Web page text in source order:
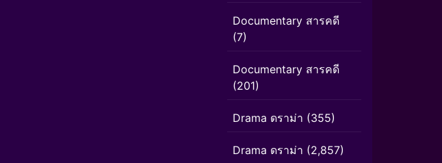
Documentary สารคดี
(7)
Documentary สารคดี
(201)
Drama ดราม่า (355)
Drama ดราม่า (2,857)